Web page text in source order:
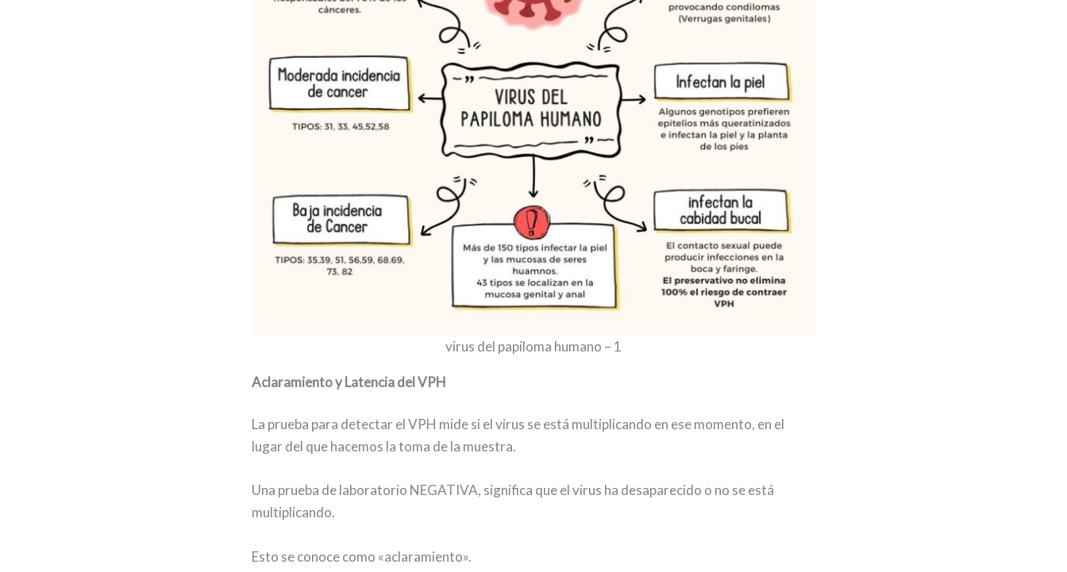
virus del papiloma humano – 1
Aclaramiento y Latencia del VPH
La prueba para detectar el VPH mide si el virus se está multiplicando en ese momento, en el
lugar del que hacemos la toma de la muestra.
Una prueba de laboratorio NEGATIVA, significa que el virus ha desaparecido o no se está
multiplicando.
Esto se conoce como «aclaramiento».